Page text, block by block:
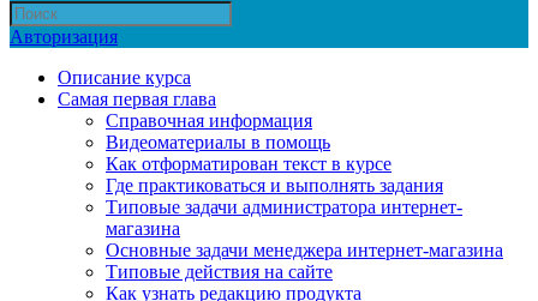
Авторизация
Описание курса
Самая первая глава
Справочная информация
Видеоматериалы в помощь
Как отформатирован текст в курсе
Где практиковаться и выполнять задания
Типовые задачи администратора интернет-
магазина
Основные задачи менеджера интернет-магазина
Типовые действия на сайте
Как узнать редакцию продукта